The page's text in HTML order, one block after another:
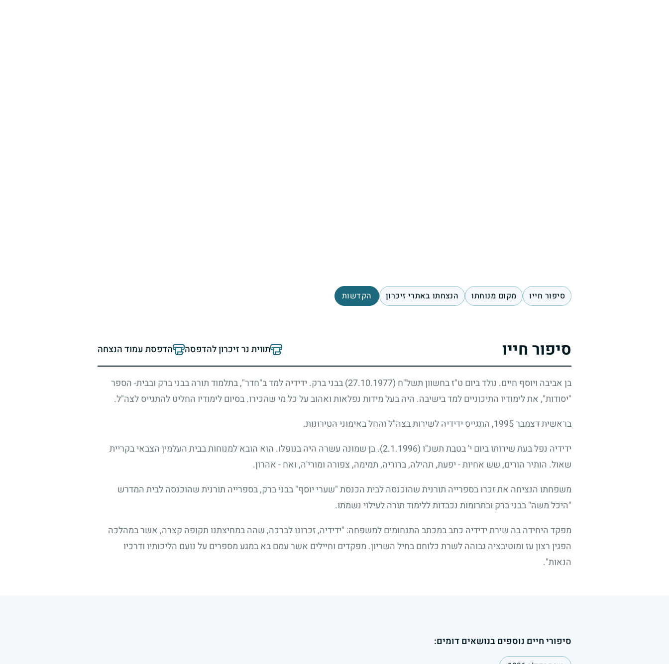
סיפור חייו מקום מנוחתו הנצחתו באתרי זיכרון הקדשות
סיפור חייו תווית נר זיכרון להדפסה הדפסת עמוד הנצחה
בן אביבה ויוסף חיים. נולד ביום ט"ז בחשוון תשל"ח (27.10.1977)
בבני ברק. ידידיה למד ב"חדר", בתלמוד תורה בבני ברק ובבית- הספר
"יסודות", את לימודיו התיכוניים למד בישיבה. היה בעל מידות נפלאות ואהוב על כל מי שהכירו. בסיום לימודיו החליט להתגייס לצה"ל.
בראשית דצמבר1995, התגייס ידידיה לשירות בצה"ל והחל באימוני הטירונות.
ידידיה נפל בעת שירותו ביום י' בטבת תשנ"ו (2.1.1996)
. בן שמונה עשרה היה בנופלו. הוא הובא למנוחות בבית העלמין הצבאי בקריית
שאול. הותיר הורים, שש אחיות - יפעת, תהילה, ברוריה, תמימה, צפורה ומורי'ה, ואח - אהרון.
משפחתו הנציחה את זכרו בספרייה תורנית שהוכנסה לבית הכנסת "שערי יוסף" בבני ברק, בספרייה תורנית שהוכנסה לבית המדרש
"היכל משה" בבני ברק ובתרומות נכבדות ללימוד תורה לעילוי נשמתו.
מפקד היחידה בה שירת ידידיה כתב במכתב התנחומים למשפחה: "ידידיה, זכרונו לברכה, שהה במחיצתנו תקופה קצרה, אשר במהלכה
הפגין רצון עז ומוטיבציה גבוהה לשרת כלוחם בחיל השריון. מפקדים וחיילים אשר עמם בא במגע מספרים על נועם הליכותיו ודרכיו
הנאות".
סיפורי חיים נוספים בנושאים דומים: